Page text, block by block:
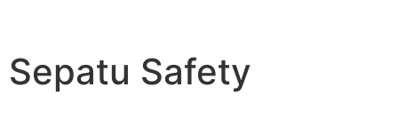
Sepatu Safety